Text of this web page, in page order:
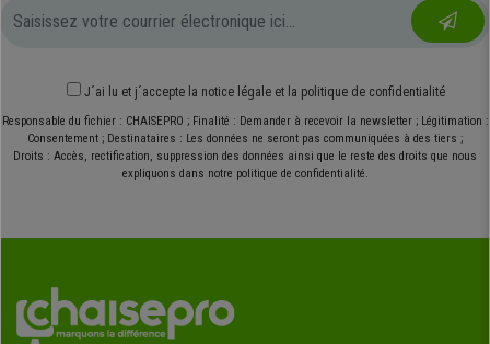
J´ai lu et j´accepte la notice légale et la politique de confidentialité
Responsable du fichier : CHAISEPRO ; Finalité : Demander à recevoir la newsletter ; Légitimation :
Consentement ; Destinataires : Les données ne seront pas communiquées à des tiers ;
Droits : Accès, rectification, suppression des données ainsi que le reste des droits que nous
expliquons dans notre politique de confidentialité.